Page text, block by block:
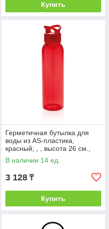
Купить
Герметичная бутылка для
воды из AS-пластика,
красный; , , высота 26 см.,
диаметр 6,6 см., P436.874
В наличии 14 ед.
3 128 ₸
Купить